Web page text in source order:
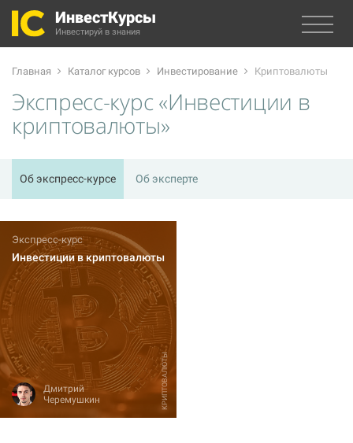
ИнвестКурсы
Инвестируй в знания
Главная Каталог курсов Инвестирование Криптовалюты
Экспресс-курс «Инвестиции в
криптовалюты»
Об экспресс-курсе Об эксперте
КРИПТОВАЛЮТЫ
Экспресс-курс
Инвестиции в криптовалюты
Дмитрий
Черемушкин